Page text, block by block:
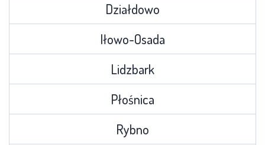
Działdowo
Iłowo-Osada
Lidzbark
Płośnica
Rybno